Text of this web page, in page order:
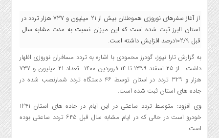
از آغاز سفرهای نوروزی هموطنان بیش از 21 میلیون و 737 هزار تردد در
استان البرز ثبت شده است که این میزان نسبت به مدت مشابه سال
قبل 102/9درصد افزایش داشته است.
به گزارش تارا نیوز، گودرز محمودی با اشاره به تردد مسافران نوروزی اظهار
داشت: از ۲۵ اسفند ۱۳۹۹ تا ۱۴ فروردین ۱۴۰۰ تعداد ۲۱ میلیون و ۷۳۷
هزار و ۳۲۹ تردد در استان توسط ۴۶ دستگاه تردد شمارنصب شده در
جاده های استان ثبت شده است.
وی افزود: متوسط تردد ساعتی در این ایام در جاده های استان ۱۲۴۱
خودرو است در حالی که در ایام مشابه سال قبل ۶۴۵ تردد ساعتی بوده
است.